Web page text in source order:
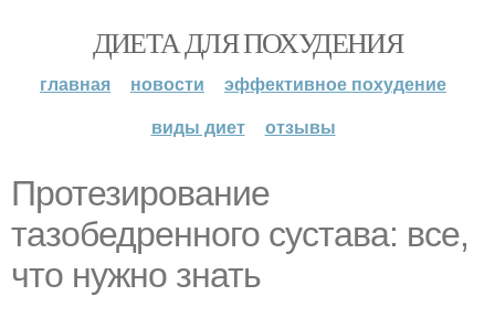
ДИЕТА ДЛЯ ПОХУДЕНИЯ
главная новости
эффективное похудение
виды диет
отзывы
Протезирование
тазобедренного сустава: все,
что нужно знать